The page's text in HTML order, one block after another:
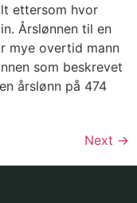
ettersom hvor
Årslønnen til en
mye overtid mann
som beskrevet
årslønn på 474
Next →